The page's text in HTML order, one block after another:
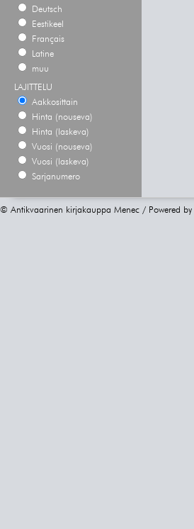
Deutsch
Eestikeel
Français
Latine
muu
LAJITTELU
Aakkosittain
Hinta (nouseva)
Hinta (laskeva)
Vuosi (nouseva)
Vuosi (laskeva)
Sarjanumero
© Antikvaarinen kirjakauppa Menec / Powered by